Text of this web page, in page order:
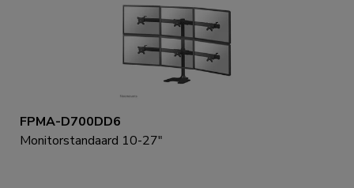
FPMA-D700DD6
Monitorstandaard 10-27"